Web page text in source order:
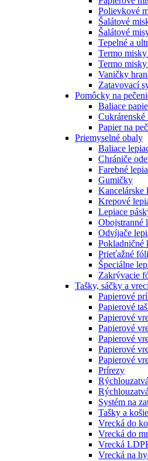
Polievkové
Šalátové
Šalátové
Tepelné a
Termo
Termo
Vaničky
Zatavovací
Pomôcky na
Baliace
Cukrárenské
Papier na
Priemyselné obaly
Baliace
Chrániče
Farebné
Gumičky
Kancelárske
Krepové
Lepiace
Obojstranné
Odvíjače
Pokladničné
Prieťažné
Špeciálne
Zakrývacie
Tašky, sáčky a
Papierové
Papierové
Papierové
Papierové
Papierové
Papierové
Papierové
Prírezy
Systém na
Tašky a
Vrecká do
Vrecká do
Vrecká
Vrecká na